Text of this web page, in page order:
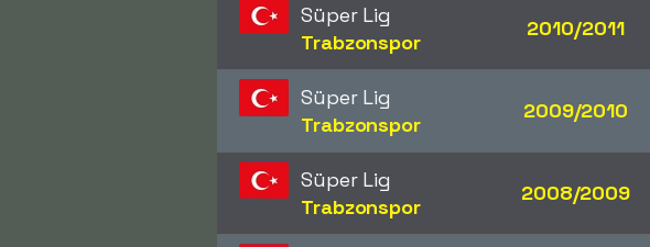
Süper Lig
Trabzonspor
2010/2011
Süper Lig
Trabzonspor
2009/2010
Süper Lig
Trabzonspor
2008/2009